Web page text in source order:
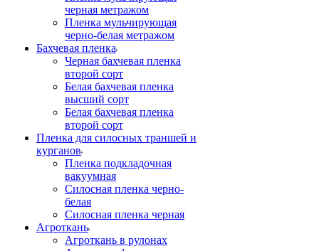
черная метражом
Пленка мульчирующая
черно-белая метражом
Бахчевая пленка
Черная бахчевая пленка
второй сорт
Белая бахчевая пленка
высший сорт
Белая бахчевая пленка
второй сорт
Пленка для силосных траншей и
курганов
Пленка подкладочная
вакуумная
Силосная пленка черно-
белая
Силосная пленка черная
Агроткань
Агроткань в рулонах